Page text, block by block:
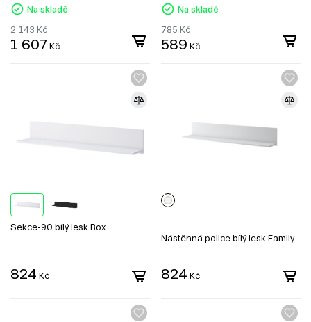
Na skladě
2 143 Kč
1 607 Kč
Na skladě
785 Kč
589 Kč
Sekce-90 bílý lesk Box
824 Kč
Nástěnná police bílý lesk Family
824 Kč